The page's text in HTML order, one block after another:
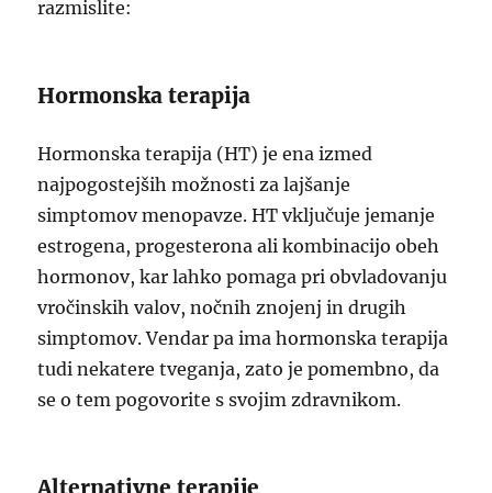
razmislite:
Hormonska terapija
Hormonska terapija (HT) je ena izmed
najpogostejših možnosti za lajšanje
simptomov menopavze. HT vključuje jemanje
estrogena, progesterona ali kombinacijo obeh
hormonov, kar lahko pomaga pri obvladovanju
vročinskih valov, nočnih znojenj in drugih
simptomov. Vendar pa ima hormonska terapija
tudi nekatere tveganja, zato je pomembno, da
se o tem pogovorite s svojim zdravnikom.
Alternativne terapije